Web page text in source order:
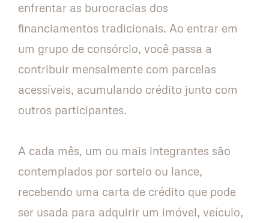
enfrentar as burocracias dos
financiamentos tradicionais. Ao entrar em
um grupo de consórcio, você passa a
contribuir mensalmente com parcelas
acessíveis, acumulando crédito junto com
outros participantes.
A cada mês, um ou mais integrantes são
contemplados por sorteio ou lance,
recebendo uma carta de crédito que pode
ser usada para adquirir um imóvel, veículo,